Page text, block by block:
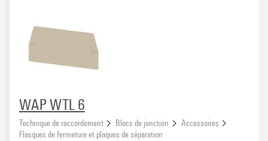
WAP WTL 6
Technique de raccordement Blocs de jonction
Accessoires
Flasques de fermeture et plaques de séparation